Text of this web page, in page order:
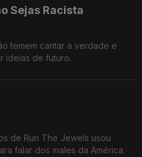
Sejas Racista
temem cantar a verdade e
ideias de futuro.
de Run The Jewels usou
falar dos males da América.